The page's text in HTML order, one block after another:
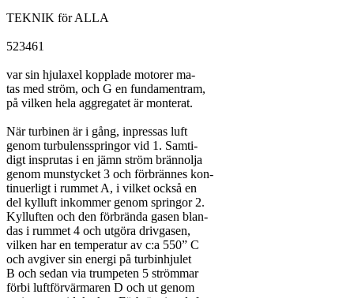
TEKNIK för ALLA
523461
var sin hjulaxel kopplade motorer ma-
tas med ström, och G en fundamentram,
på vilken hela aggregatet är monterat.
När turbinen är i gång, inpressas luft
genom turbulensspringor vid 1. Samti-
digt insprutas i en jämn ström brännolja
genom munstycket 3 och förbrännes kon-
tinuerligt i rummet A, i vilket också en
del kylluft inkommer genom springor 2.
Kylluften och den förbrända gasen blan-
das i rummet 4 och utgöra drivgasen,
vilken har en temperatur av c:a 550” C
och avgiver sin energi på turbinhjulet
B och sedan via trumpeten 5 strömmar
förbi luftförvärmaren D och ut genom